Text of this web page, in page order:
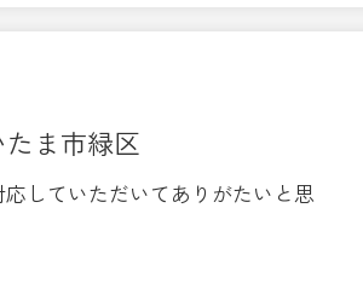
ま市緑区
していただいてありがたいと思